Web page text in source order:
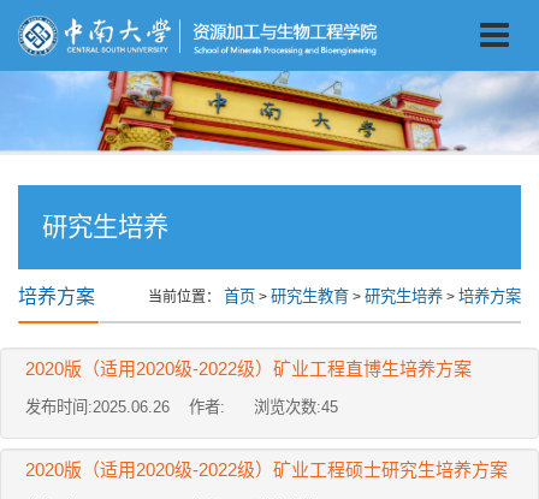
研究生培养
培养方案 当前位置： 首页 > 研究生教育 > 研究生培养 > 培养方案
2020版（适用2020级-2022级）矿业工程直博生培养方案
发布时间:2025.06.26 作者: 浏览次数:45
2020版（适用2020级-2022级）矿业工程硕士研究生培养方案